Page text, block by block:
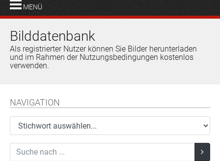
MENÜ
Bilddatenbank
Als registrierter Nutzer können Sie Bilder herunterladen
und im Rahmen der Nutzungsbedingungen kostenlos
verwenden.
NAVIGATION